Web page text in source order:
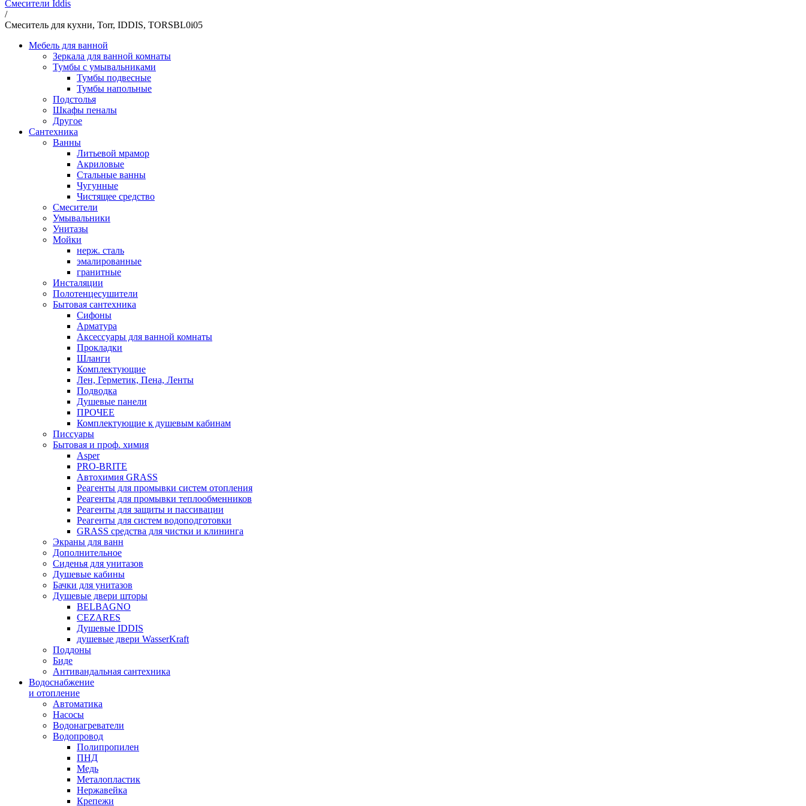
Смесители Iddis
/
Смеситель для кухни, Torr, IDDIS, TORSBL0i05
Мебель для ванной
Зеркала для ванной комнаты
Тумбы с умывальниками
Тумбы подвесные
Тумбы напольные
Подстолья
Шкафы пеналы
Другое
Сантехника
Ванны
Литьевой мрамор
Акриловые
Стальные ванны
Чугунные
Чистящее средство
Смесители
Умывальники
Унитазы
Мойки
нерж. сталь
эмалированные
гранитные
Инсталяции
Полотенцесушители
Бытовая сантехника
Сифоны
Арматура
Аксессуары для ванной комнаты
Прокладки
Шланги
Комплектующие
Лен, Герметик, Пена, Ленты
Подводка
Душевые панели
ПРОЧЕЕ
Комплектующие к душевым кабинам
Писсуары
Бытовая и проф. химия
Asper
PRO-BRITE
Автохимия GRASS
Реагенты для промывки систем отопления
Реагенты для промывки теплообменников
Реагенты для защиты и пассивации
Реагенты для систем водоподготовки
GRASS средства для чистки и клининга
Экраны для ванн
Дополнительное
Сиденья для унитазов
Душевые кабины
Бачки для унитазов
Душевые двери шторы
BELBAGNO
CEZARES
Душевые IDDIS
душевые двери WasserKraft
Поддоны
Биде
Антивандальная сантехника
Водоснабжение
и отопление
Автоматика
Насосы
Водонагреватели
Водопровод
Полипропилен
ПНД
Медь
Металопластик
Нержавейка
Крепежи